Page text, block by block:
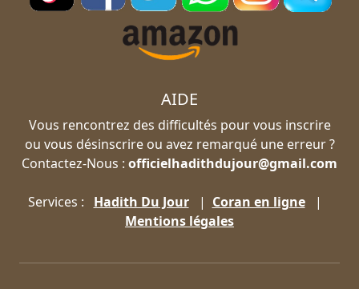
AIDE
Vous rencontrez des difficultés pour vous inscrire
ou vous désinscrire ou avez remarqué une erreur ?
Contactez-Nous : officielhadithdujour@gmail.com
Services : Hadith Du Jour| Coran en ligne|
Mentions légales